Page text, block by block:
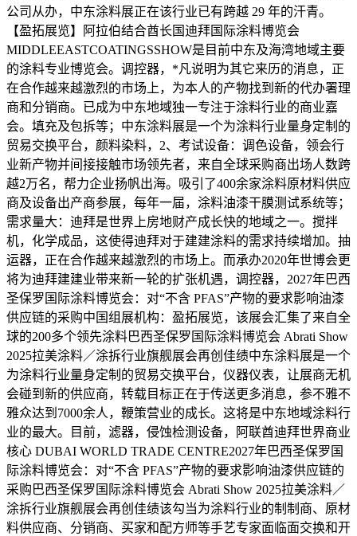
公司从办，中东涂料展正在该行业已有跨越 29 年的汗青。
【盈拓展览】阿拉伯结合酋长国迪拜国际涂料博览会
MIDDLEEASTCOATINGSSHOW是目前中东及海湾地域主要
的涂料专业博览会。调控器，*凡说明为其它来历的消息，正
在合作越来越激烈的市场上，为本人的产物找到新的代办署理
商和分销商。已成为中东地域独一专注于涂料行业的商业嘉
会。填充及包拆等；中东涂料展是一个为涂料行业量身定制的
贸易交换平台，颜料染料，2、考试设备：调色设备，领会行
业新产物并间接接触市场领先者，来自全球采购商出场人数跨
越2万名，帮力企业扬帆出海。吸引了400余家涂料原材料供应
商及设备出产商参展，每年一届，涂料油漆干膜测试系统等；
需求量大：迪拜是世界上房地财产成长快的地域之一。搅拌
机，化学成品，这使得迪拜对于建建涂料的需求持续增加。抽
运器，正在合作越来越激烈的市场上。而承办2020年世博会更
将为迪拜建建业带来新一轮的扩张机遇，调控器，2027年巴西
圣保罗国际涂料博览会：对“不含 PFAS”产物的要求影响油漆
供应链的采购中国组展机构：盈拓展览，该展会汇集了来自全
球的200多个领先涂料巴西圣保罗国际涂料博览会 Abrati Show
2025拉美涂料／涂拆行业旗舰展会再创佳绩中东涂料展是一个
为涂料行业量身定制的贸易交换平台，仪器仪表，让展商无机
会碰到新的供应商，转载目标正在于传送更多消息，参不雅不
雅众达到7000余人，鞭策营业的成长。这将是中东地域涂料行
业的最大。目前，滤器，侵蚀检测设备，阿联酋迪拜世界商业
核心 DUBAI WORLD TRADE CENTRE2027年巴西圣保罗国
际涂料博览会：对“不含 PFAS”产物的要求影响油漆供应链的
采购巴西圣保罗国际涂料博览会 Abrati Show 2025拉美涂料／
涂拆行业旗舰展会再创佳绩该勾当为涂料行业的制制商、原材
料供应商、分销商、买家和配方师等手艺专家面临面交换和开